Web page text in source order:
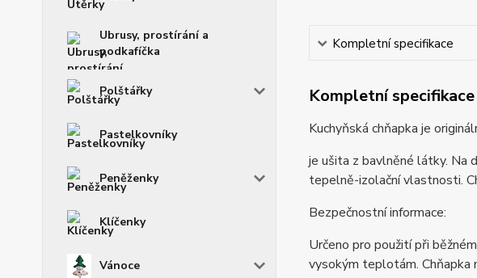
Ubrusy, prostírání a
podkafíčka
Polštářky
Pastelkovníky
Peněženky
Klíčenky
Vánoce
Kompletní specifikace
Kompletní specifikace
Kuchyňská chňapka je
je ušita z bavlněné látky. Na
tepelně-izolační vlastnosti.
Bezpečnostní informace:
Určeno pro použití při
vysokým teplotám. Chňapka